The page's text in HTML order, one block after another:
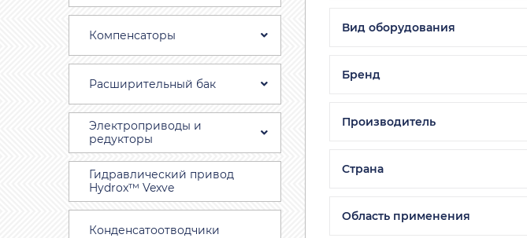
Вид оборудования
Бренд
Производитель
Страна
Область применения
Компенсаторы
Расширительный бак
Электроприводы и
редукторы
Гидравлический привод
Hydrox™ Vexve
Конденсатоотводчики